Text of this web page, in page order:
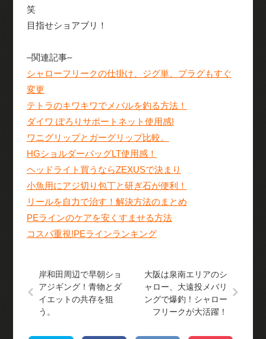
笑
目指せショアブリ！
–関連記事–
シャローフリークの仕掛け、ジグ単、プラグもすぐ
変更
テトラのキワキワでメバルを釣る方法！
ダイワ ぽろりサポートネット使用感!
ワニグリップとガーグリップ比較。
HGショルダーバッグLT使用感！
ヘッドライト買うならZEXUSで決まり
小魚用にアジ切り包丁と研ぎ石が便利！
リールを自力で治す！解決方法のまとめ
PEラインのケアを安くすませる方法
コスパ重視!PEラインランキング
岸和田周辺で早朝ショ
アジギング！青物とダ
イエットの共存を狙
う。
大阪は泉南エリアのシ
ャロー、大遠投メバリ
ングで爆釣！シャロー
フリークが大活躍！